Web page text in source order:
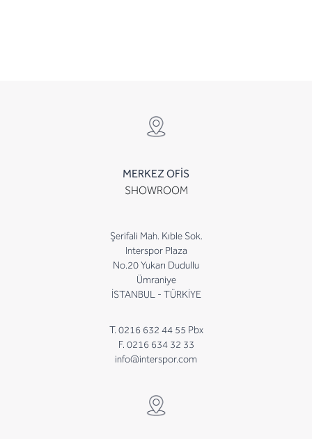
MERKEZ OFİS
SHOWROOM
Şerifali Mah. Kıble Sok.
Interspor Plaza
No.20 Yukarı Dudullu
Ümraniye
İSTANBUL - TÜRKİYE
T. 0216 632 44 55 Pbx
F. 0216 634 32 33
info@interspor.com